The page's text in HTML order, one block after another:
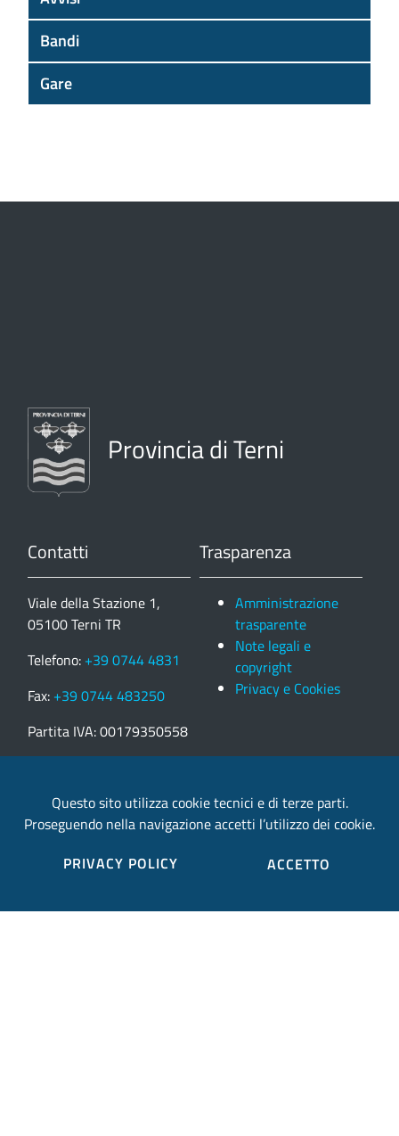
Bandi
Gare
Provincia di Terni
Contatti
Viale della Stazione 1,
05100 Terni TR
Telefono: +39 0744 4831
Fax: +39 0744 483250
Partita IVA: 00179350558
provincia.terni@postacert.umbria.it
Trasparenza
Amministrazione
trasparente
Note legali e
copyright
Privacy e Cookies
Credits
Sito web realizzato in collaborazione conGruppo
Questo sito utilizza cookie tecnici e di terze parti.
Proseguendo nella navigazione accetti l’utilizzo dei cookie.
PRIVACY POLICY
ACCETTO